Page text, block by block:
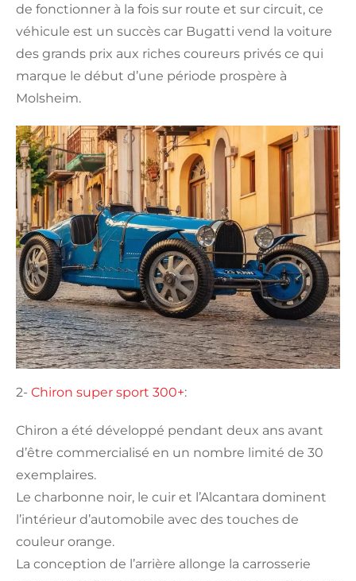
de fonctionner à la fois sur route et sur circuit, ce
véhicule est un succès car Bugatti vend la voiture
des grands prix aux riches coureurs privés ce qui
marque le début d’une période prospère à
Molsheim.
2- Chiron super sport 300+:
Chiron a été développé pendant deux ans avant
d’être commercialisé en un nombre limité de 30
exemplaires.
Le charbonne noir, le cuir et l’Alcantara dominent
l’intérieur d’automobile avec des touches de
couleur orange.
La conception de l’arrière allonge la carrosserie